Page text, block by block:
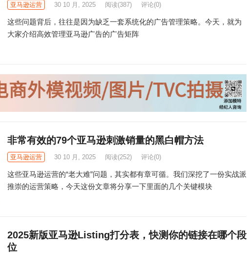
亚马逊运营 30 10 月, 2025 阅读(387) 评论(0)
这些问题背后，往往是因为缺乏一套系统化的广告管理策略。今天，就为
大家介绍高效管理亚马逊广告的广告矩阵
非常有效的79个亚马逊刺激销量的黑白帽方法
亚马逊运营 30 10 月, 2025 阅读(252) 评论(0)
这些亚马逊运营的“老大难”问题，其实都有章可循。我们深挖了一份实战派
推崇的运营策略，今天这份文章将分享一下里面的几个关键模块
2025新版亚马逊Listing打分表，快测你的链接在哪个段
位